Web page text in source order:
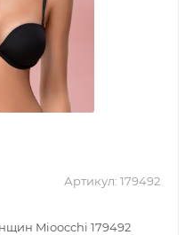
Артикул: 179492
Mioocchi 179492